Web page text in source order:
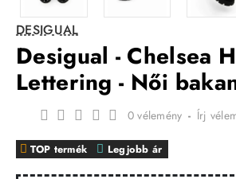
DESIGUAL
Desigual - Chelsea
Lettering - Női
TOP termék Legjobb ár
0 vélemény - Írj